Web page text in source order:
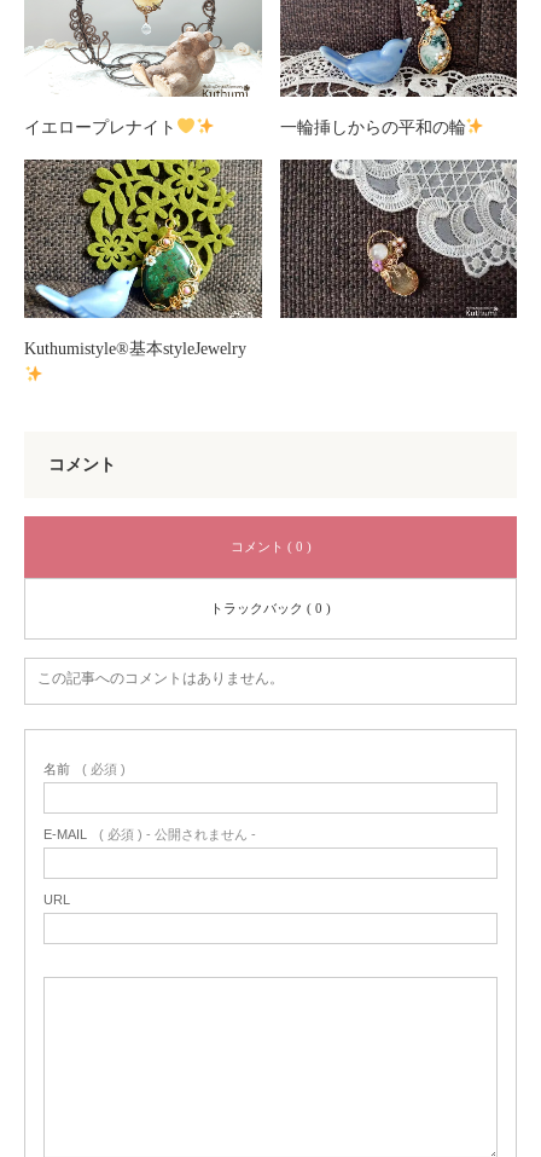
イエロープレナイト 一輪挿しからの平和の輪
Kuthumistyle®基本styleJewelry
コメント
コメント ( 0 )
トラックバック ( 0 )
この記事へのコメントはありません。
名前 ( 必須 )
E-MAIL ( 必須 ) - 公開されません -
URL